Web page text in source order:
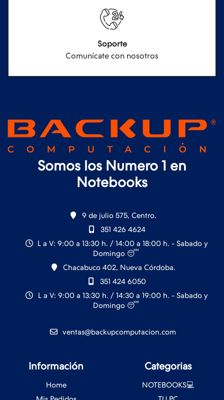
Soporte
Comunícate con nosotros
Somos los Numero 1 en
Notebooks
9 de julio 575, Centro.
351 426 4624
L a V: 9:00 a 13:30 h. / 14:00 a 18:00 h. - Sabado y
Domingo 😴
Chacabuco 402, Nueva Córdoba.
351 424 6050
L a V: 9:00 a 13:30 h. / 14:30 a 19:00 h. - Sabado y
Domingo 😴
ventas@backupcomputacion.com
Información
Home
Categorias
NOTEBOOKS💻